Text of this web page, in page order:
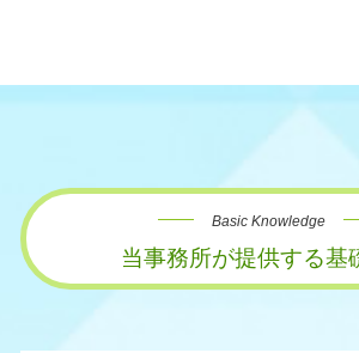
Basic Knowledge
当事務所が提供する基